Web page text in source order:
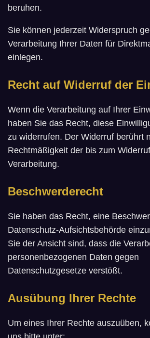
beruhen.
Sie können jederzeit Widerspruch
Verarbeitung Ihrer Daten für
einlegen.
Recht auf Widerruf der
Wenn die Verarbeitung auf Ihrer
haben Sie das Recht, diese
zu widerrufen. Der Widerruf berührt
Rechtmäßigkeit der bis zum
Verarbeitung.
Beschwerderecht
Sie haben das Recht, eine
Datenschutz-Aufsichtsbehörde
Sie der Ansicht sind, dass die
personenbezogenen Daten gegen
Datenschutzgesetze verstößt.
Ausübung Ihrer Rechte
Um eines Ihrer Rechte auszuüben,